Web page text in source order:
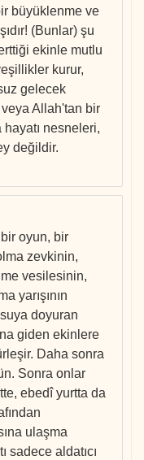
büyüklenme ve
(Bunlar) şu
ekinle mutlu
kurur,
gelecek
Allah'tan bir
hayatı nesneleri,
değildir.
oyun, bir
zevkinin,
vesilesinin,
yarışının
suya doyuran
giden ekinlere
Daha sonra
Sonra onlar
ebedî yurtta da
ulaşma
sadece aldatıcı